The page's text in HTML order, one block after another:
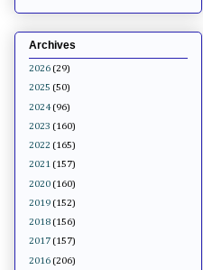
Archives
2026 (29)
2025 (50)
2024 (96)
2023 (160)
2022 (165)
2021 (157)
2020 (160)
2019 (152)
2018 (156)
2017 (157)
2016 (206)